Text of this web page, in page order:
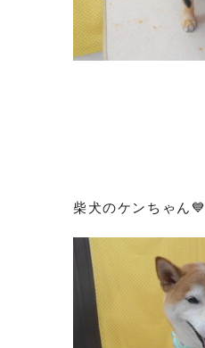
柴犬のケンちゃん💙